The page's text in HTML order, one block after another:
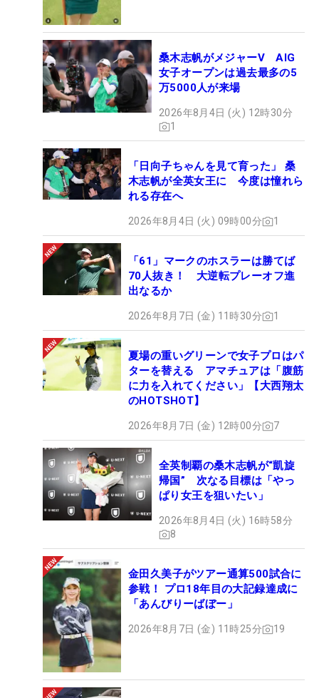
桑木志帆がメジャーV AIG
女子オープンは過去最多の5
万5000人が来場
2026年8月4日 (火) 12時30分
1
「日向子ちゃんを見て育った」 桑
木志帆が全英女王に 今度は憧れら
れる存在へ
2026年8月4日 (火) 09時00分 1
「61」マークのホスラーは勝てば
70人抜き！ 大逆転プレーオフ進
出なるか
2026年8月7日 (金) 11時30分 1
夏場の重いグリーンで女子プロはパ
ターを替える アマチュアは「腹筋
に力を入れてください」【大西翔太
のHOTSHOT】
2026年8月7日 (金) 12時00分 7
全英制覇の桑木志帆が“凱旋
帰国” 次なる目標は「やっ
ぱり女王を狙いたい」
2026年8月4日 (火) 16時58分
8
金田久美子がツアー通算500試合に
参戦！ プロ18年目の大記録達成に
「あんびりーばぼー」
2026年8月7日 (金) 11時25分 19